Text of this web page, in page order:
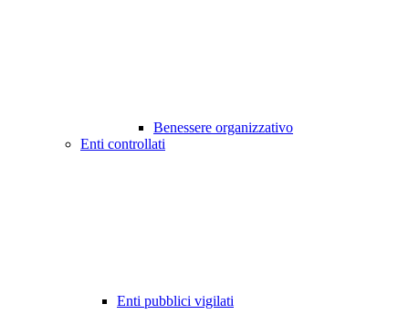
Benessere organizzativo
Enti controllati
Enti pubblici vigilati